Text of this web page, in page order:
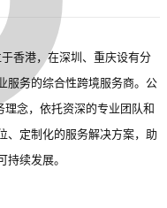
香港，在深圳、重庆设有分
服务的综合性跨境服务商。公
理念，依托资深的专业团队和
、定制化的服务解决方案，助
续发展。